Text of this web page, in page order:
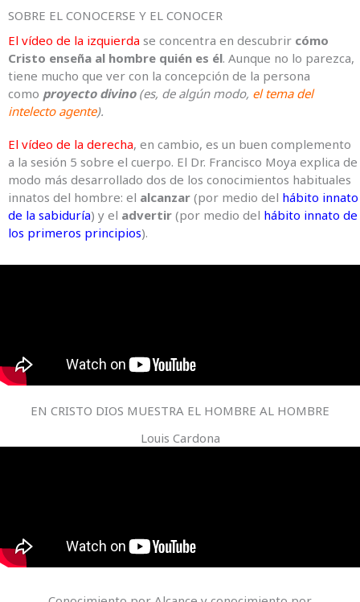
SOBRE EL CONOCERSE Y EL CONOCER
El vídeo de la izquierda se concentra en descubrir cómo
Cristo enseña al hombre quién es él. Aunque no lo parezca,
tiene mucho que ver con la concepción de la persona
como proyecto divino(es, de algún modo, el tema del
intelecto agente).
El vídeo de la derecha, en cambio, es un buen complemento
a la sesión 5 sobre el cuerpo. El Dr. Francisco Moya explica de
modo más desarrollado dos de los conocimientos habituales
innatos del hombre: el alcanzar (por medio del hábito innato
de la sabiduría) y el advertir (por medio del hábito innato de
los primeros principios).
EN CRISTO DIOS MUESTRA EL HOMBRE AL HOMBRE
Louis Cardona